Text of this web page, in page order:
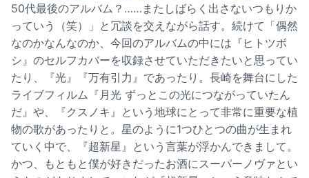
50代最後のアルバム？……またしばらく出さないつもりか
っていう（笑）」と冗談を交えながら話す。続けて「偶然
なのかなんなのか、今回のアルバムの中には『ヒトツボ
シ』のセルフカバーを収録させていただきたいと思ってい
たり、『光』『万有引力』であったり。長崎を舞台にした
ライブフィルム『月光 ずっとこの光につながっていたん
だ』や、『クスノキ』という地球にとって非常に重要な植
物の歌があったりと。星のように1つひとつの曲が生まれ
ていく中で、『超新星』という言葉が浮かんできまして。
かつ、もともと僕が好きだったお酒にスーパーノヴァとい